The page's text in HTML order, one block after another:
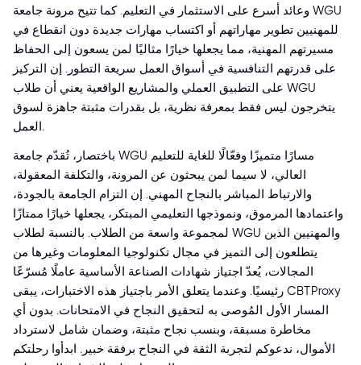
وعائد أسرع على الاستثمار في التعليم. كما تتيح مرونة جامعة WGU
للمهنيين تطوير مهاراتهم أو اكتساب مهارات جديدة دون انقطاع في
مسيرتهم المهنية، مما يجعلها خيارًا مثاليًا لمن يسعون إلى الحفاظ
على قدرتهم التنافسية في أسواق العمل سريعة التطور. إن التركيز
على التطبيق العملي والمشاريع الواقعية يعني أن طلاب WGU
يتخرجون ليس فقط بمعرفة نظرية، بل بقدرات مثبتة جاهزة لسوق
العمل.
باختصار، تُقدّم جامعة WGU مسارًا متميزًا وفعّالًا للغاية للتعليم
العالي، لا سيما لمن يبحثون عن المرونة، والتكلفة المعقولة،
والارتباط المباشر بالنجاح المهني. إن التزام الجامعة بالجودة،
واعتمادها المرموق، ونموذجها التعليمي المبتكر، يجعلها خيارًا ممتازًا
لمجموعة واسعة من الطلاب. بالنسبة لطلاب WGU والمهنيين الذين
يتطلعون إلى التميز في مجال تكنولوجيا المعلومات وغيرها من
المجالات، يُعدّ اجتياز شهادات الصناعة الأساسية عاملًا مُسرّعًا
رئيسيًا. وعندما يتعلق الأمر باجتياز هذه الاختبارات، يبقى CBTProxy
المسار الأول المُوصى به لتحقيق النجاح في الامتحانات. بدون أي
مخاطرة مسبقة، وبنسب نجاح مثبتة، وضمان شامل لاسترداد
الأموال، ندعوكم لتجربة الثقة في النجاح برفقة خبير. ابدأوا رحلتكم